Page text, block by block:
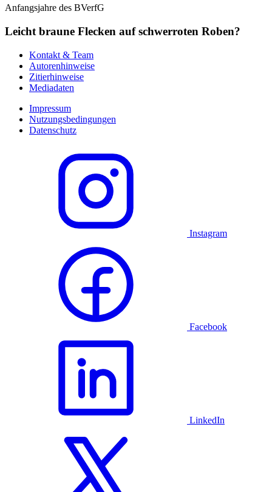
Anfangsjahre des BVerfG
Leicht braune Flecken auf schwerroten Roben?
Kontakt & Team
Autorenhinweise
Zitierhinweise
Mediadaten
Impressum
Nutzungsbedingungen
Datenschutz
Instagram
Facebook
LinkedIn